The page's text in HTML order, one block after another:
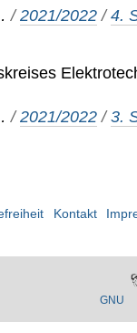
/2021/2022 /4.
/2021/2022 /3.
Kontakt
GNU